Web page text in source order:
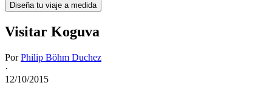
Diseña tu viaje a medida
Visitar Koguva
PorPhilip Böhm Duchez
·
12/10/2015